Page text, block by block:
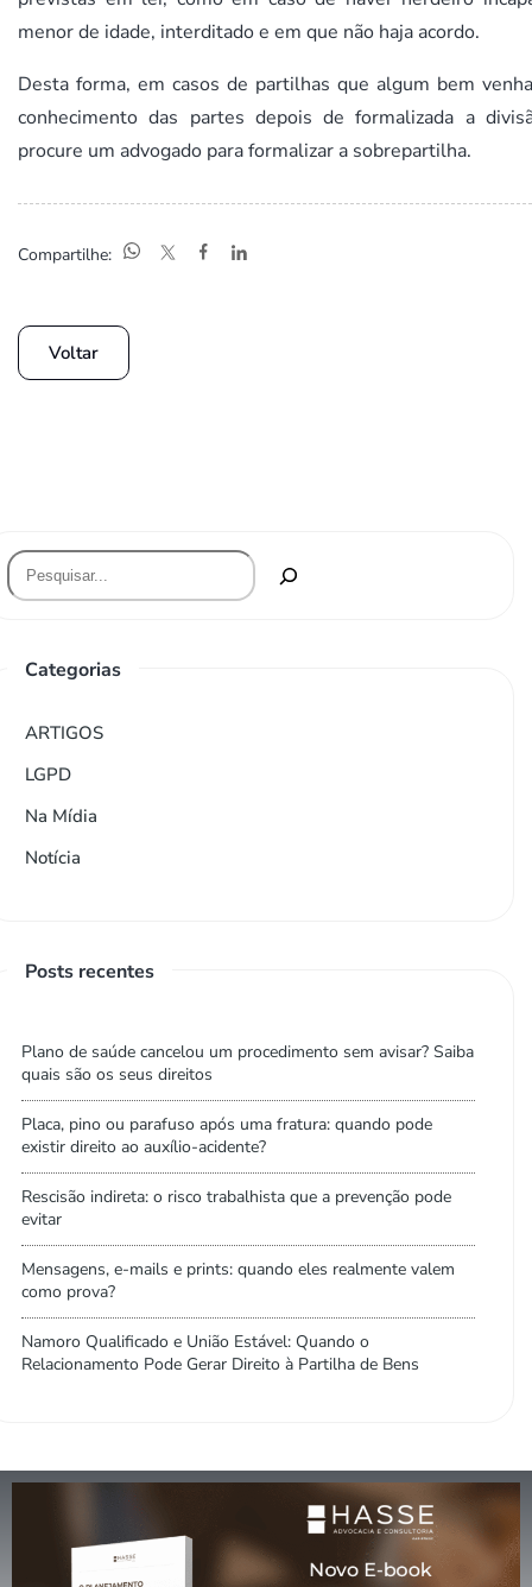
menor de idade, interditado e em que não haja acordo.
Desta forma, em casos de partilhas que algum bem
conhecimento das partes depois de formalizada a
procure um advogado para formalizar a sobrepartilha.
Compartilhe:
Voltar
Categorias
ARTIGOS
LGPD
Na Mídia
Notícia
Posts recentes
Plano de saúde cancelou um procedimento sem avisar? Saiba
quais são os seus direitos
Placa, pino ou parafuso após uma fratura: quando pode
existir direito ao auxílio-acidente?
Rescisão indireta: o risco trabalhista que a prevenção pode
evitar
Mensagens, e-mails e prints: quando eles realmente valem
como prova?
Namoro Qualificado e União Estável: Quando o
Relacionamento Pode Gerar Direito à Partilha de Bens